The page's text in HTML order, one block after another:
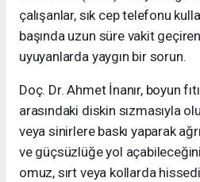
çalışanlar, sık cep telefonu
başında uzun süre vakit
uyuyanlarda yaygın bir sorun.
Doç. Dr. Ahmet İnanır, boyun
arasındaki diskin sızmasıyla
veya sinirlere baskı yaparak
ve güçsüzlüğe yol
omuz, sırt veya kollarda